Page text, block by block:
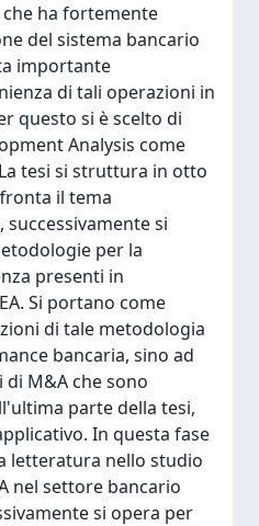
ha fortemente
del sistema bancario
importante
di tali operazioni in
questo si è scelto di
Analysis come
tesi si struttura in otto
il tema
si
per la
presenti in
Si portano come
di tale metodologia
bancaria, sino ad
M&A che sono
parte della tesi,
In questa fase
letteratura nello studio
nel settore bancario
si opera per